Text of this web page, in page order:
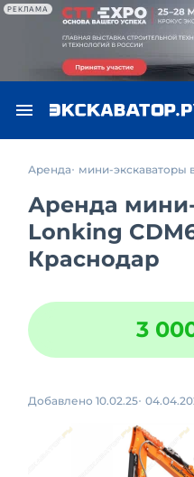
РЕКЛАМА
Аренда мини-экскаваторы
Аренда мини-
Lonking
Краснодар
3
Добавлено 10.02.25